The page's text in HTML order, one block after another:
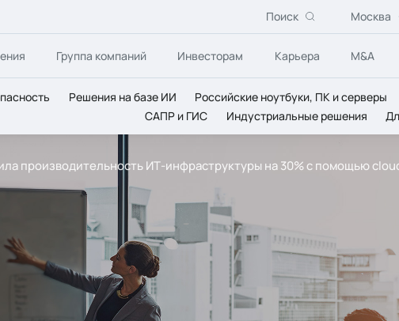
Поиск Москва
Группа компаний Инвесторам Карьера M&A
Решения на базе ИИ Российские ноутбуки, ПК и серверы
САПР и ГИС
Индустриальные решения
производительность ИТ-инфраструктуры на 30% с помощью